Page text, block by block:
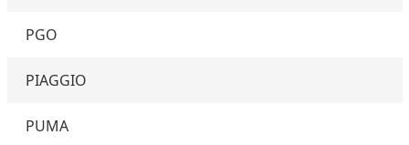
PGO
PIAGGIO
PUMA